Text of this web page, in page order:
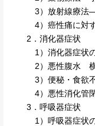
3）放射線療法―
4）癌性痛に対
2．消化器症状
1）消化器症状の
2）悪性腹水 横
3）便秘・食欲
4）悪性消化管閉
3．呼吸器症状
1）呼吸器症状